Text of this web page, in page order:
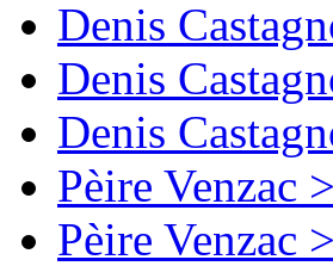
Denis
Denis
Denis
Pèire Venzac
Pèire Venzac